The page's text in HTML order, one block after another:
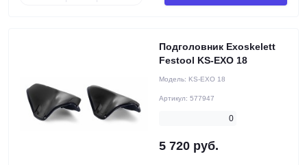
Подголовник Exoskelett
Festool KS-EXO 18
Модель: KS-EXO 18
Артикул: 577947
0
5 720 руб.